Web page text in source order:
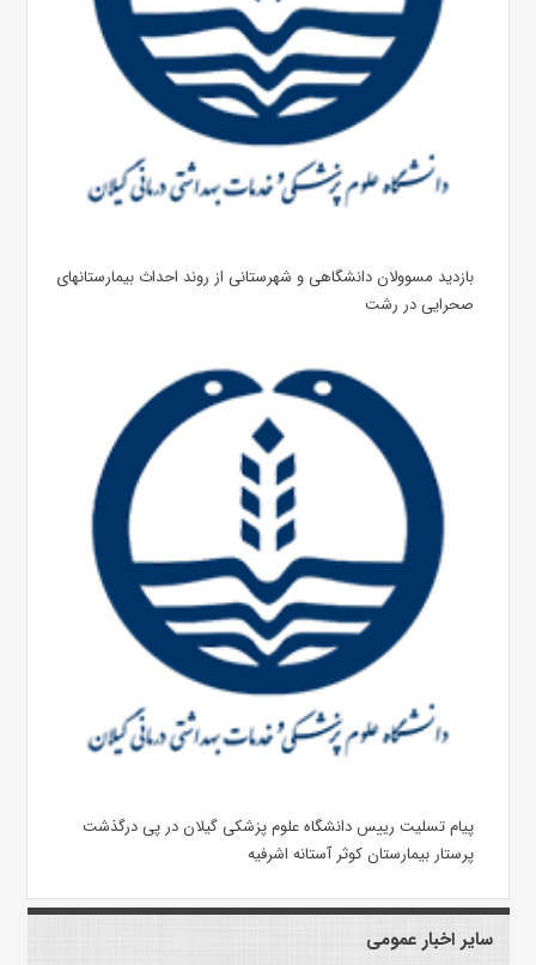
بازدید مسوولان دانشگاهی و شهرستانی از روند احداث بیمارستانهای
صحرایی در رشت
پیام تسلیت رییس دانشگاه علوم پزشکی گیلان در پی درگذشت
پرستار بیمارستان کوثر آستانه اشرفیه
سایر اخبار عمومی